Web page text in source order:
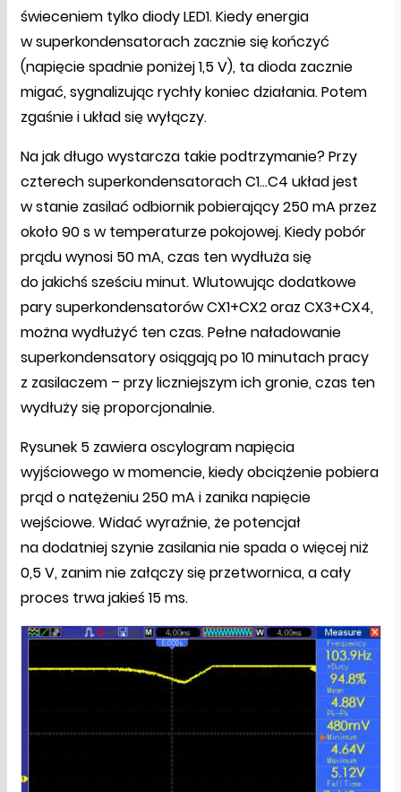
świeceniem tylko diody LED1. Kiedy energia
w superkondensatorach zacznie się kończyć
(napięcie spadnie poniżej 1,5 V), ta dioda zacznie
migać, sygnalizując rychły koniec działania. Potem
zgaśnie i układ się wyłączy.
Na jak długo wystarcza takie podtrzymanie? Przy
czterech superkondensatorach C1…C4 układ jest
w stanie zasilać odbiornik pobierający 250 mA przez
około 90 s w temperaturze pokojowej. Kiedy pobór
prądu wynosi 50 mA, czas ten wydłuża się
do jakichś sześciu minut. Wlutowując dodatkowe
pary superkondensatorów CX1+CX2 oraz CX3+CX4,
można wydłużyć ten czas. Pełne naładowanie
superkondensatory osiągają po 10 minutach pracy
z zasilaczem – przy liczniejszym ich gronie, czas ten
wydłuży się proporcjonalnie.
Rysunek 5 zawiera oscylogram napięcia
wyjściowego w momencie, kiedy obciążenie pobiera
prąd o natężeniu 250 mA i zanika napięcie
wejściowe. Widać wyraźnie, że potencjał
na dodatniej szynie zasilania nie spada o więcej niż
0,5 V, zanim nie załączy się przetwornica, a cały
proces trwa jakieś 15 ms.